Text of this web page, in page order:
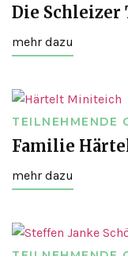
Die
mehr dazu
TEILNEHMENDE
Familie
mehr dazu